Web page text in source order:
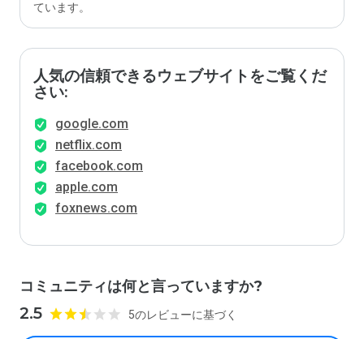
ています。
人気の信頼できるウェブサイトをご覧くだ
さい:
google.com
netflix.com
facebook.com
apple.com
foxnews.com
コミュニティは何と言っていますか?
2.5 5のレビューに基づく